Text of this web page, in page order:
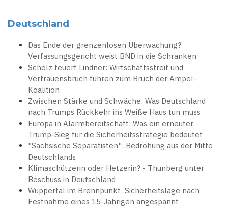
Deutschland
Das Ende der grenzenlosen Überwachung?
Verfassungsgericht weist BND in die Schranken
Scholz feuert Lindner: Wirtschaftsstreit und
Vertrauensbruch führen zum Bruch der Ampel-
Koalition
Zwischen Stärke und Schwäche: Was Deutschland
nach Trumps Rückkehr ins Weiße Haus tun muss
Europa in Alarmbereitschaft: Was ein erneuter
Trump-Sieg für die Sicherheitsstrategie bedeutet
"Sächsische Separatisten": Bedrohung aus der Mitte
Deutschlands
Klimaschützerin oder Hetzerin? - Thunberg unter
Beschuss in Deutschland
Wuppertal im Brennpunkt: Sicherheitslage nach
Festnahme eines 15-Jährigen angespannt